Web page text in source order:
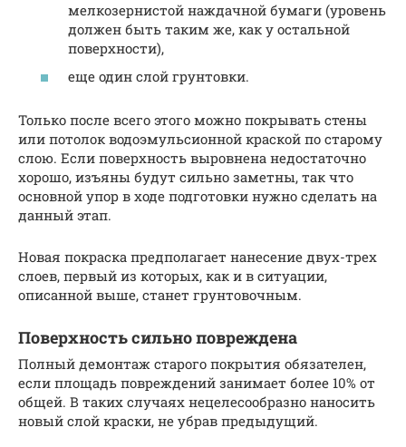
мелкозернистой наждачной бумаги (уровень
должен быть таким же, как у остальной
поверхности),
еще один слой грунтовки.
Только после всего этого можно покрывать стены
или потолок водоэмульсионной краской по старому
слою. Если поверхность выровнена недостаточно
хорошо, изъяны будут сильно заметны, так что
основной упор в ходе подготовки нужно сделать на
данный этап.
Новая покраска предполагает нанесение двух-трех
слоев, первый из которых, как и в ситуации,
описанной выше, станет грунтовочным.
Поверхность сильно повреждена
Полный демонтаж старого покрытия обязателен,
если площадь повреждений занимает более 10% от
общей. В таких случаях нецелесообразно наносить
новый слой краски, не убрав предыдущий.